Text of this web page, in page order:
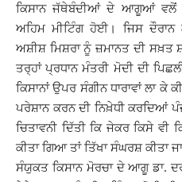
ਕਿਸਾਨ ਜੱਥੇਬੰਦੀਆਂ ਦੇ ਆਗੂਆਂ
ਅਹਿਮ ਮੀਟਿੰਗ ਹੋਈ। ਜਿਸ
ਅਸ਼ੀਸ਼ ਮਿਸ਼ਰਾ ਨੂੰ ਜ਼ਮਾਨਤ ਦੀ ਸਖ਼ਤ
ਤਰ੍ਹਾਂ ਪ੍ਰਧਾਨ ਮੰਤਰੀ ਮੋਦੀ ਦੀ
ਕਿਸਾਨਾਂ ਉਪਰ ਸੰਗੀਨ ਧਾਰਾਵਾਂ ਲਾ ਕੇ
ਪਰੇਸ਼ਾਨ ਕਰਨ ਦੀ ਨਿਖ਼ੇਧੀ ਕਰਦਿਆਂ
ਚਿਤਾਵਨੀ ਦਿੱਤੀ ਕਿ ਜੇਕਰ ਕਿਸੇ ਵੀ
ਕੀਤਾ ਗਿਆ ਤਾਂ ਤਿੱਖਾ ਸੰਘਰਸ਼ ਕੀਤਾ
ਸੰਯੁਕਤ ਕਿਸਾਨ ਮੋਰਚਾ ਦੇ ਆਗੂ ਡਾ.